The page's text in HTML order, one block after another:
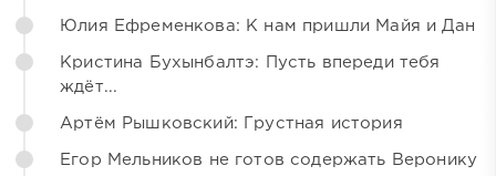
Юлия Ефременкова: К нам пришли Майя и Дан
Кристина Бухынбалтэ: Пусть впереди тебя
ждёт...
Артём Рышковский: Грустная история
Егор Мельников не готов содержать Веронику